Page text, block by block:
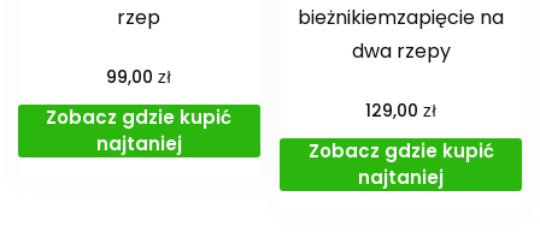
rzep
99,00zł
Zobacz gdzie kupić
najtaniej
bieżnikiemzapięcie na
dwa rzepy
129,00zł
Zobacz gdzie kupić
najtaniej